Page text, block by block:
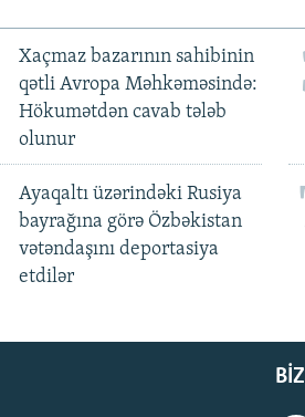
Xaçmaz bazarının sahibinin
qətli Avropa Məhkəməsində:
Hökumətdən cavab tələb
olunur
Ayaqaltı üzərindəki Rusiya
bayrağına görə Özbəkistan
vətəndaşını deportasiya
etdilər